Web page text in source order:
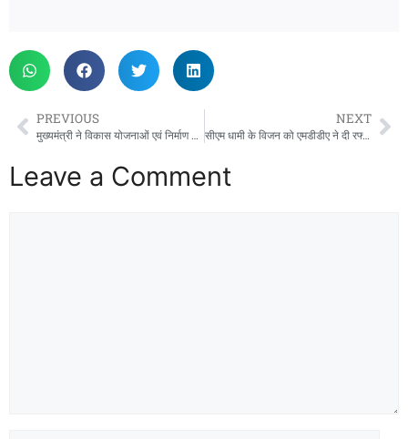
PREVIOUS
मुख्यमंत्री ने विकास योजनाओं एवं निर्माण कार्यों के लिए स्वीकृत किए 105 करोड़ रुपए
NEXT
सीएम धामी के विजन को एमडीडीए ने दी रफ्तार, बंशीधर तिवारी का एक्शन मोड- हरियाली भी, बुलडोजर भी
Leave a Comment